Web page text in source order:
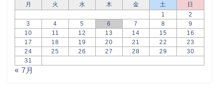
月
火 水 木 金 土
日
1
2
3
4 5 6 7 8
9
10
11 12 13 14 15
16
17
18 19 20 21 22
23
24
25 26 27 28 29
30
31
« 7月